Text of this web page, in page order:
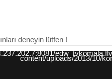
deneyin lütfen !
content/uploads/2013/10/